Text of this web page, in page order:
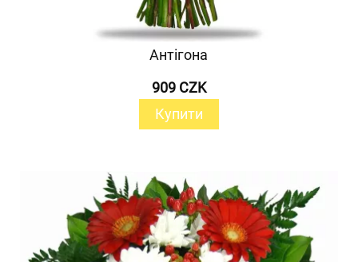
Антігона
909 CZK
Купити